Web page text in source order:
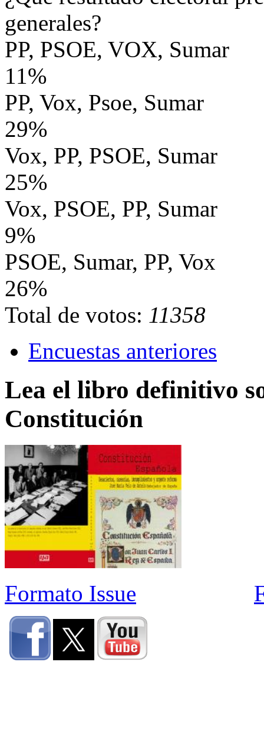
generales?
PP, PSOE, VOX, Sumar
11%
PP, Vox, Psoe, Sumar
29%
Vox, PP, PSOE, Sumar
25%
Vox, PSOE, PP, Sumar
9%
PSOE, Sumar, PP, Vox
26%
Total de votos: 11358
Encuestas anteriores
Lea el libro definitivo
Constitución
Formato Issue